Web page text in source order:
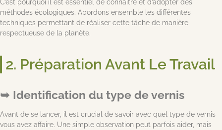
C’est pourquoi il est essentiel de connaître et d’adopter des
méthodes écologiques. Abordons ensemble les différentes
techniques permettant de réaliser cette tâche de manière
respectueuse de la planète.
2. Préparation Avant Le Travail
Identification du type de vernis
Avant de se lancer, il est crucial de savoir avec quel type de vernis
vous avez affaire. Une simple observation peut parfois aider, mais